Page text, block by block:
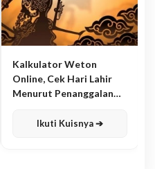
Kalkulator Weton
Online, Cek Hari Lahir
Menurut Penanggalan
Ikuti Kuisnya ➔